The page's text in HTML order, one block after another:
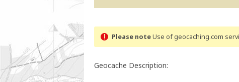
Please noteUse of geocaching.com
Geocache Description: